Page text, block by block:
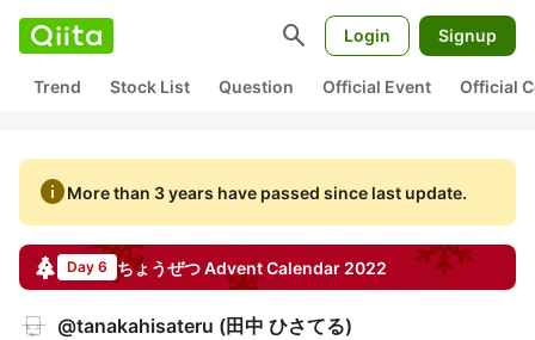
search Login Signup
Trend Stock List Question Official Event Official
infoMore than 3 years have passed since last update.
Day 6 ちょうぜつAdvent Calendar 2022
@tanakahisateru (田中 ひさてる)